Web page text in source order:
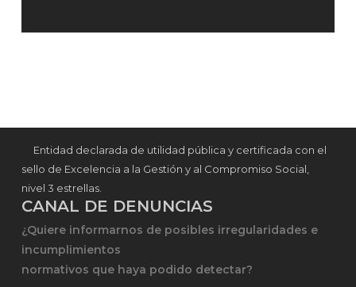
Entidad declarada de utilidad pública y certificada con el
sello de Excelencia a la Gestión y al Compromiso Social,
nivel 3 estrellas.
CANAL DE DENUNCIAS
¿Quiere informarnos de posibles irregularidades e
incumplimientos
normativos que haya podido detectar?